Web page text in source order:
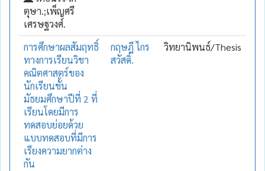
ตุษา.;เพ็ญศรี
เศรษฐวงศ์.
การศึกษาผลสัมฤทธิ์
ทางการเรียนวิชา
คณิตศาสตร์ของ
นักเรียนชั้น
มัธยมศึกษาปีที่ 2 ที่
เรียนโดยมีการ
ทดสอบย่อยด้วย
แบบทดสอบที่มีการ
เรียงความยากต่าง
กัน
กฤษฎี ไกร
สวัสดิ์.
วิทยานิพนธ์/Thesis